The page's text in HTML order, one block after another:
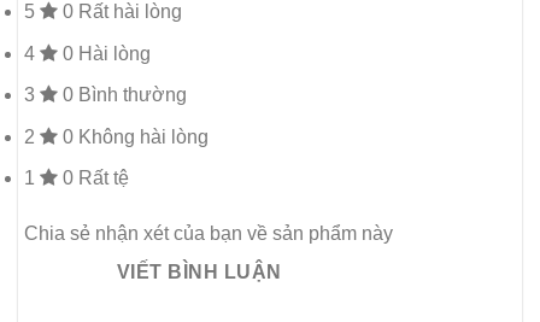
5
0 Rất hài lòng
4 0 Hài lòng
3 0 Bình thường
2 0 Không hài lòng
1 0 Rất tệ
Chia sẻ nhận xét của bạn về sản phẩm này
VIẾT BÌNH LUẬN